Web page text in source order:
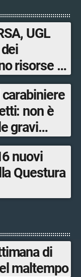
UGL
risorse e
non è
gravi
nuovi
Questura
di
maltempo